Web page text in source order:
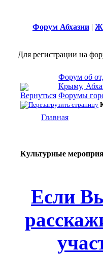
Форум Абхазии |
Для регистрации на
Форум об
Крыму,
Форумы
Главная
Культурные
Если